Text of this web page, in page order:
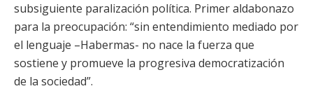
subsiguiente paralización política. Primer aldabonazo
para la preocupación: “sin entendimiento mediado por
el lenguaje –Habermas- no nace la fuerza que
sostiene y promueve la progresiva democratización
de la sociedad”.